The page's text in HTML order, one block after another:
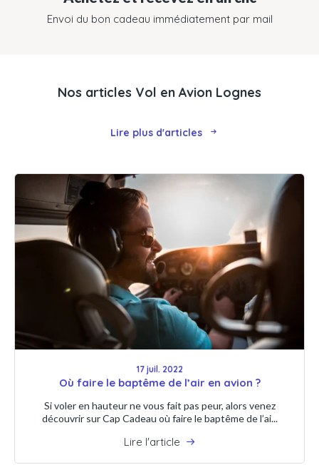
Envoi du bon cadeau immédiatement par mail
Nos articles Vol en Avion Lognes
Lire plus d'articles
17 juil. 2022
Où faire le baptême de l’air en avion ?
Si voler en hauteur ne vous fait pas peur, alors venez
découvrir sur Cap Cadeau où faire le baptême de l’ai...
Lire l'article